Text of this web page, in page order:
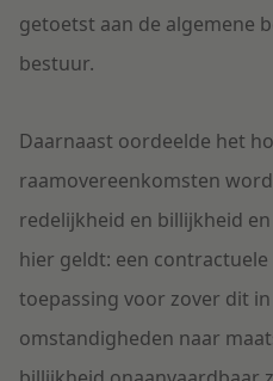
getoetst aan de algemene
bestuur.
Daarnaast oordeelde het
raamovereenkomsten
redelijkheid en billijkheid
hier geldt: een
toepassing voor zover dit
omstandigheden naar